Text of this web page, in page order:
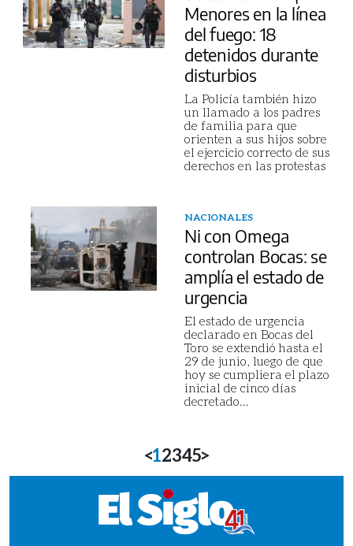
Menores en la línea
del fuego: 18
detenidos durante
disturbios
La Policía también hizo
un llamado a los padres
de familia para que
orienten a sus hijos sobre
el ejercicio correcto de sus
derechos en las protestas
NACIONALES
Ni con Omega
controlan Bocas: se
amplía el estado de
urgencia
El estado de urgencia
declarado en Bocas del
Toro se extendió hasta el
29 de junio, luego de que
hoy se cumpliera el plazo
inicial de cinco días
decretado...
<12345>